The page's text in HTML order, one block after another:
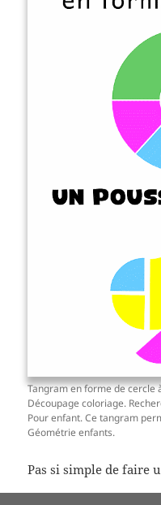
Tangram en forme de cercle
Découpage coloriage.
Pour enfant. Ce tangram
Géométrie enfants.
Pas si simple de faire